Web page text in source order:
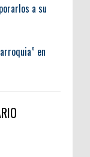
a su
en